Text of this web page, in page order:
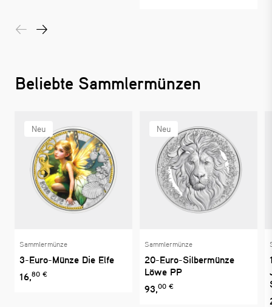
Beliebte Sammlermünzen
Neu
Sammlermünze
3-Euro-Münze Die Elfe
16,80 €
Neu
Sammlermünze
20-Euro-Silbermünze
Löwe PP
93,00 €